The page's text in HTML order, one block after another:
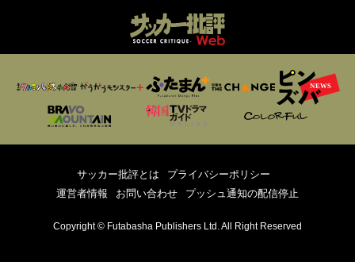
サッカー批評とは
プライバシーポリシー
運営者情報
お問い合わせ プッシュ通知の配信停止
Copyright © Futabasha Publishers Ltd. All Right Reserved